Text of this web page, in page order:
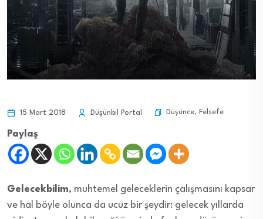
15 Mart 2018 Düşünbil Portal Düşünce, Felsefe
Paylaş
Gelecekbilim, muhtemel geleceklerin çalışmasını kapsar
ve hal böyle olunca da ucuz bir şeydir: gelecek yıllarda